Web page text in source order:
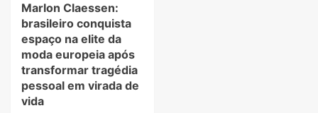
Marlon Claessen:
brasileiro conquista
espaço na elite da
moda europeia após
transformar tragédia
pessoal em virada de
vida